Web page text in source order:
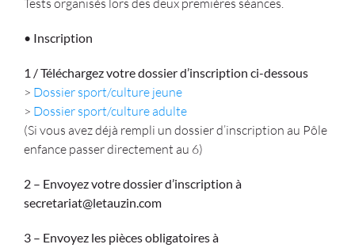
Tests organisés lors des deux premières séances.
• Inscription
1 / Téléchargez votre dossier d’inscription ci-dessous
> Dossier sport/culture jeune
> Dossier sport/culture adulte
(Si vous avez déjà rempli un dossier d’inscription au Pôle
enfance passer directement au 6)
2 – Envoyez votre dossier d’inscription à
secretariat@letauzin.com
3 – Envoyez les pièces obligatoires à